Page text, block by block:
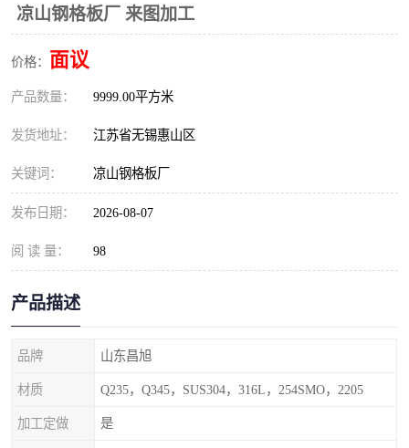
凉山钢格板厂 来图加工
价格： 面议
产品数量： 9999.00平方米
发货地址： 江苏省无锡惠山区
关键词： 凉山钢格板厂
发布日期： 2026-08-07
阅 读 量： 98
产品描述
品牌 山东昌旭
材质 Q235，Q345，SUS304，316L，254SMO，2205
加工定做 是